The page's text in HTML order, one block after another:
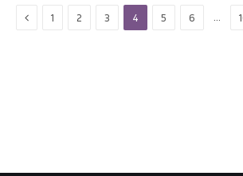
Previous
1 2 3 4 5 6